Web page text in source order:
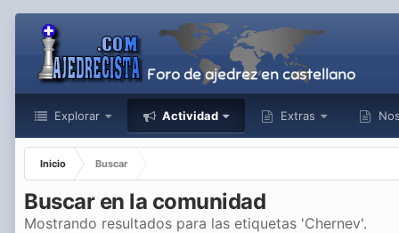
Explorar Actividad Extras
Inicio
Buscar
Buscar en la comunidad
Mostrando resultados para las etiquetas 'Chernev'.